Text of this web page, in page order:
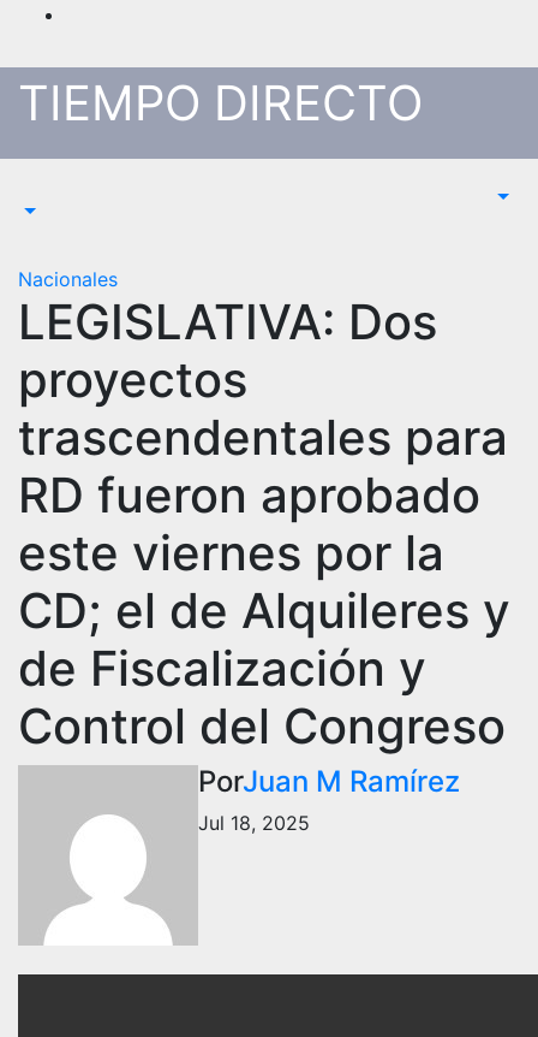
Saltar
contenido
TIEMPO DIRECTO
Nacionales
LEGISLATIVA: Dos
proyectos
trascendentales para
RD fueron aprobado
este viernes por la
CD; el de Alquileres y
de Fiscalización y
Control del Congreso
PorJuan M Ramírez
Jul 18, 2025